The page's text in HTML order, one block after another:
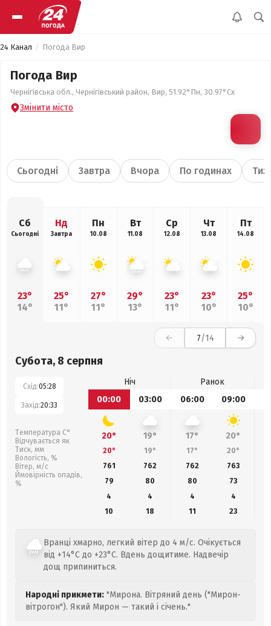
24 Канал Погода Вир
Погода Вир
Чернігівська обл., Чернігівський район, Вир, 51.92°Пн, 30.97°Сх
Змінити місто
Сьогодні Завтра Вчора По годинах
Сб
Сьогодні
23°
14°
Нд
Завтра
25°
11°
Пн
10.08
27°
11°
Вт
11.08
29°
13°
Ср
12.08
23°
11°
Чт
13.08
23°
10°
Пт
14.08
25°
10°
7/14
Субота, 8 серпня
Схід:05:28
Захід:20:33
Температура С°
Відчувається як
Тиск, мм
Вологість, %
Вітер, м/с
Ймовірність опадів,
%
Ніч
Ранок
00:00
03:00 06:00 09:00
20° 19° 17° 20°
20° 19° 17° 20°
761
762 762 763
79
80 80 73
4
4 4
4
10
18 11 23
Вранці хмарно, легкий вітер до 4 м/с. Очікується
від +14°C до +23°C. Вдень дощитиме. Надвечір
дощ припиниться.
Народні прикмети: "Мирона. Вітряний день ("Мирон-
вітрогон"). Який Мирон — такий і січень."